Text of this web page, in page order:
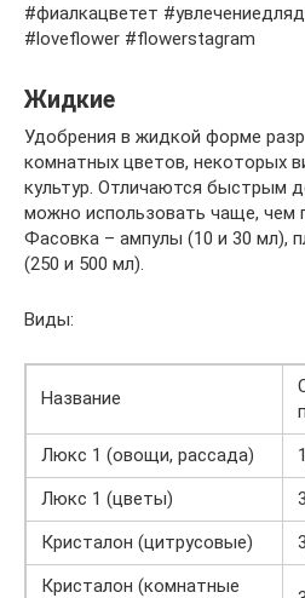
#фиалкацветет
#loveflower #flowerstagram
Жидкие
Удобрения в жидкой форме
комнатных цветов, некоторых
культур. Отличаются быстрым
можно использовать чаще, чем
Фасовка – ампулы (10 и 30 мл),
(250 и 500 мл).
Виды:
Название
Люкс 1 (овощи, рассада)
Люкс 1 (цветы)
Кристалон (цитрусовые)
Кристалон (комнатные